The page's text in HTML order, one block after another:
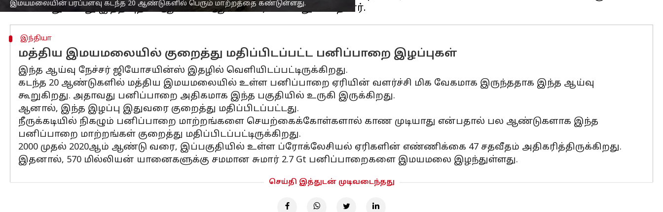
இமயமலையின் பரப்பளவு கடந்த 20 ஆண்டுகளில் பெரும் மாற்றத்தை கண்டுள்ளது.
இந்தியா
மத்திய இமயமலையில் குறைத்து மதிப்பிடப்பட்ட பனிப்பாறை இழப்புகள்
இந்த ஆய்வு நேச்சர் ஜியோசயின்ஸ் இதழில் வெளியிடப்பட்டிருக்கிறது.
கடந்த 20 ஆண்டுகளில் மத்திய இமயமலையில் உள்ள பனிப்பாறை ஏரியின் வளர்ச்சி மிக வேகமாக இருந்ததாக இந்த ஆய்வு
கூறுகிறது. அதாவது பனிப்பாறை அதிகமாக இந்த பகுதியில் உருகி இருக்கிறது.
ஆனால், இந்த இழப்பு இதுவரை குறைத்து மதிப்பிடப்பட்டது.
நீருக்கடியில் நிகழும் பனிப்பாறை மாற்றங்களை செயற்கைக்கோள்களால் காண முடியாது என்பதால் பல ஆண்டுகளாக இந்த
பனிப்பாறை மாற்றங்கள் குறைத்து மதிப்பிடப்பட்டிருக்கிறது.
2000 முதல் 2020ஆம் ஆண்டு வரை, இப்பகுதியில் உள்ள ப்ரோக்லேசியல் ஏரிகளின் எண்ணிக்கை 47 சதவீதம் அதிகரித்திருக்கிறது.
இதனால், 570 மில்லியன் யானைகளுக்கு சமமான சுமார் 2.7 Gt பனிப்பாறைகளை இமயமலை இழந்துள்ளது.
செய்தி இத்துடன் முடிவடைந்தது